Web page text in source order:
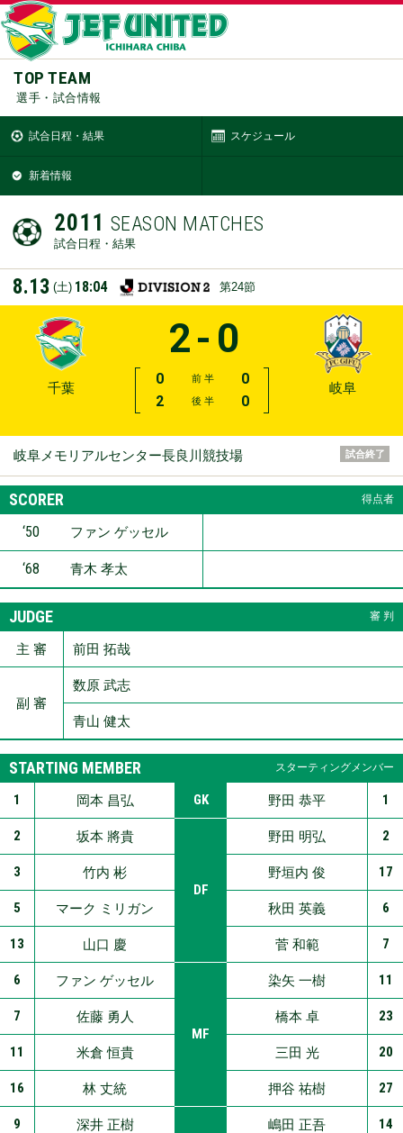
TOP TEAM
選手・試合情報
試合日程・結果 スケジュール
新着情報
2011 SEASON MATCHES
試合日程・結果
8.13 (土) 18:04 第24節
千葉
2-0
0 前 半
0
2
後 半 0
岐阜
岐阜メモリアルセンター長良川競技場 試合終了
SCORER 得点者
‘50 ファン ゲッセル
‘68 青木 孝太
JUDGE 審 判
主 審 前田 拓哉
副 審
数原 武志
青山 健太
STARTING MEMBER スターティングメンバー
1 岡本 昌弘 GK 野田 恭平 1
2 坂本 將貴
DF
野田 明弘 2
3 竹内 彬 野垣内 俊 17
5 マーク ミリガン 秋田 英義 6
13 山口 慶 菅 和範 7
6 ファン ゲッセル
MF
染矢 一樹 11
7 佐藤 勇人 橋本 卓 23
11 米倉 恒貴 三田 光 20
16 林 丈統 押谷 祐樹 27
9 深井 正樹 嶋田 正吾 14